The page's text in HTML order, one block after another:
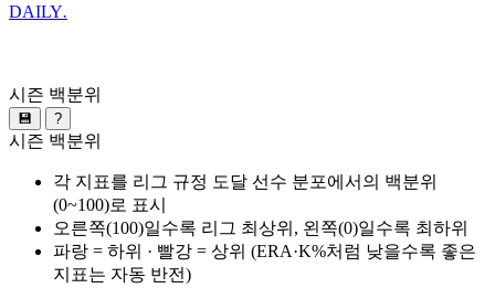
DAILY.
시즌 백분위
💾 ?
시즌 백분위
각 지표를 리그 규정 도달 선수 분포에서의 백분위
(0~100)로 표시
오른쪽(100)일수록 리그 최상위, 왼쪽(0)일수록 최하위
파랑 = 하위 · 빨강 = 상위 (ERA·K%처럼 낮을수록 좋은
지표는 자동 반전)